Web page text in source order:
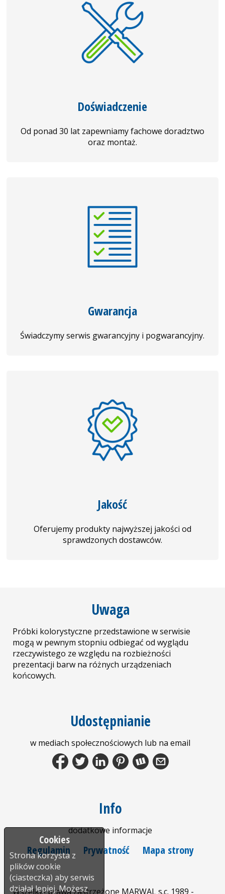
Doświadczenie
Od ponad 30 lat zapewniamy fachowe doradztwo
oraz montaż.
Gwarancja
Świadczymy serwis gwarancyjny i pogwarancyjny.
Jakość
Oferujemy produkty najwyższej jakości od
sprawdzonych dostawców.
Uwaga
Próbki kolorystyczne przedstawione w serwisie
mogą w pewnym stopniu odbiegać od wyglądu
rzeczywistego ze względu na rozbieżności
prezentacji barw na różnych urządzeniach
końcowych.
Udostępnianie
w mediach społecznościowych lub na email
Facebook Tweet LinkedIn Pinterest Wykop.pl
Info
dodatkowe informacje
Regulamin Prywatność Mapa strony
Wszelkie prawa zastrzeżone MARWAL s.c. 1989 -
Cookies
Strona korzysta z
plików cookie
(ciasteczka) aby serwis
działał lepiej. Możesz